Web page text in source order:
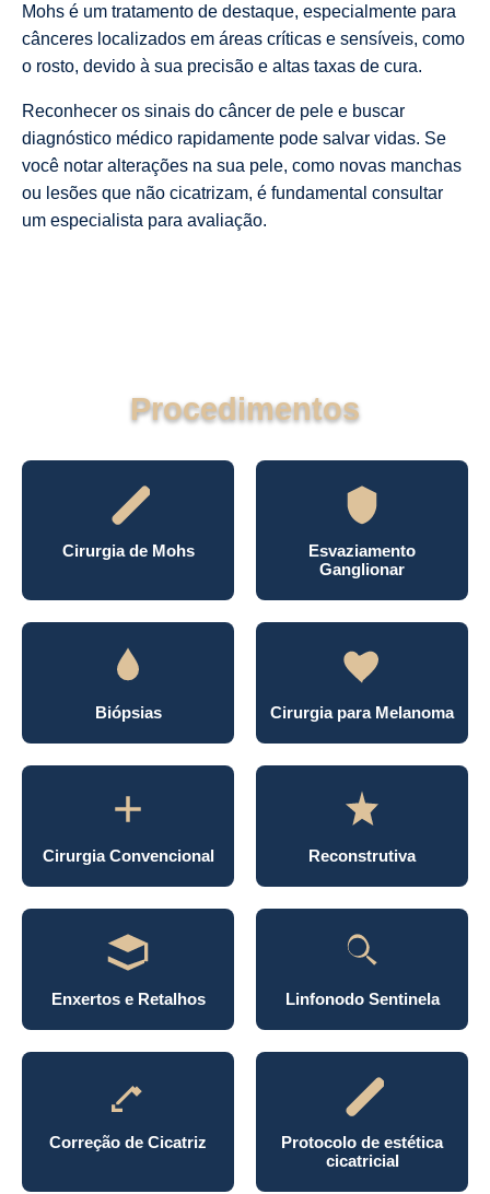
Mohs é um tratamento de destaque, especialmente para
cânceres localizados em áreas críticas e sensíveis, como
o rosto, devido à sua precisão e altas taxas de cura.
Reconhecer os sinais do câncer de pele e buscar
diagnóstico médico rapidamente pode salvar vidas. Se
você notar alterações na sua pele, como novas manchas
ou lesões que não cicatrizam, é fundamental consultar
um especialista para avaliação.
Procedimentos
Cirurgia de Mohs
Esvaziamento
Ganglionar
Biópsias Cirurgia para Melanoma
Cirurgia Convencional Reconstrutiva
Enxertos e Retalhos Linfonodo Sentinela
Correção de Cicatriz
Protocolo de estética
cicatricial